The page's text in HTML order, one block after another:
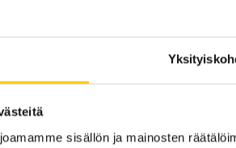
sisällön ja mainosten